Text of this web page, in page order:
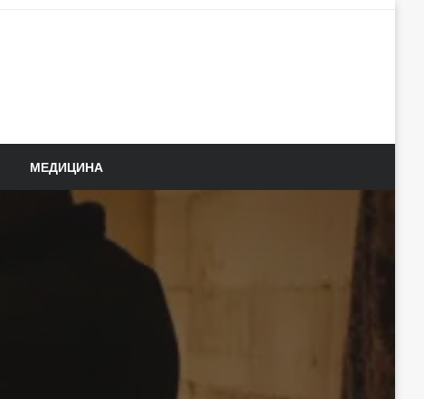
МЕДИЦИНА